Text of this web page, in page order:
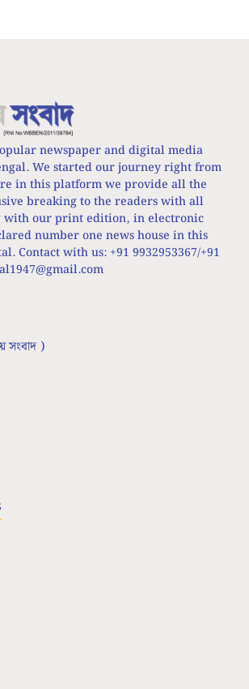
newspaper and digital media
We started our journey right from
in this platform we provide all the
breaking to the readers with all
our print edition, in electronic
number one news house in this
Contact with us: +91 9932953367/+91
সংবাদ )